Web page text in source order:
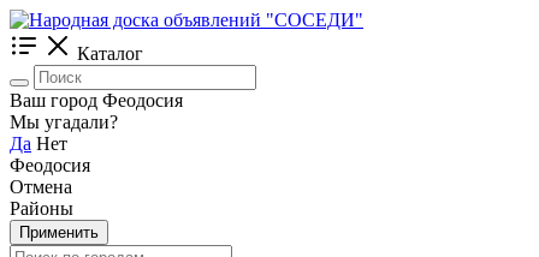
Каталог
Ваш город Феодосия
Мы угадали?
Да Нет
Феодосия
Отмена
Районы
Применить